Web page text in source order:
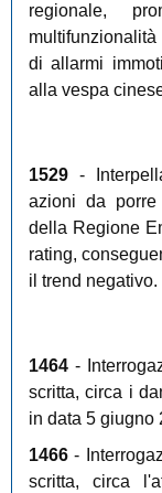
regionale,
di allarmi
alla vespa
1529-
azioni da porre
della Regione
rating,
il trend negativo.
1464-
scritta, circa i
in data 5 giugno
1466-
scritta, circa